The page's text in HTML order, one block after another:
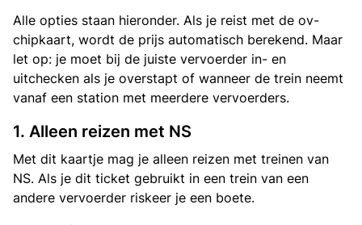
Alle opties staan hieronder. Als je reist met de ov-
chipkaart, wordt de prijs automatisch berekend. Maar
let op: je moet bij de juiste vervoerder in- en
uitchecken als je overstapt of wanneer de trein neemt
vanaf een station met meerdere vervoerders.
1. Alleen reizen met NS
Met dit kaartje mag je alleen reizen met treinen van
NS. Als je dit ticket gebruikt in een trein van een
andere vervoerder riskeer je een boete.